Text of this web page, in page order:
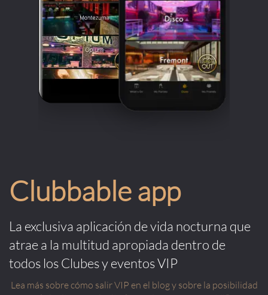
Clubbable app
La exclusiva aplicación de vida nocturna que
atrae a la multitud apropiada dentro de
todos los Clubes y eventos VIP
Lea más sobre cómo salir VIP en el blog y sobre la posibilidad